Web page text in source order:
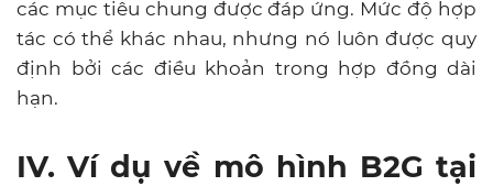
các mục tiêu chung được đáp ứng. Mức độ hợp
tác có thể khác nhau, nhưng nó luôn được quy
định bởi các điều khoản trong hợp đồng dài
hạn.
IV. Ví dụ về mô hình B2G tại